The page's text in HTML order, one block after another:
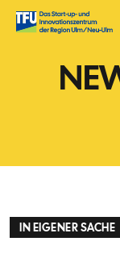
Zum
Inhalt
IN EIGENER SACHE